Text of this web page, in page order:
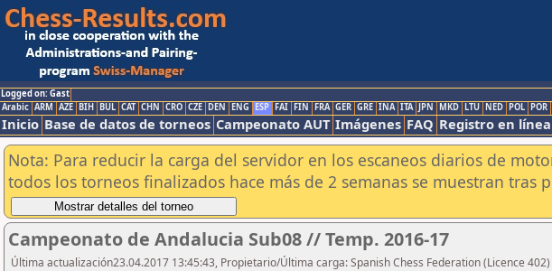
Logged on: Gast
Arabic ARM AZE BIH BUL CAT CHN CRO CZE DEN ENG ESP FAI FIN FRA GER GRE INA ITA JPN MKD LTU NED POL POR
Inicio Base de datos de torneos Campeonato AUT Imágenes FAQ Registro en línea
Nota: Para reducir la carga del servidor en los escaneos diarios de
todos los torneos finalizados hace más de 2 semanas se muestran tras
Campeonato de Andalucia Sub08 // Temp. 2016-17
Última actualización23.04.2017 13:45:43, Propietario/Última carga: Spanish Chess Federation (Licence 402)